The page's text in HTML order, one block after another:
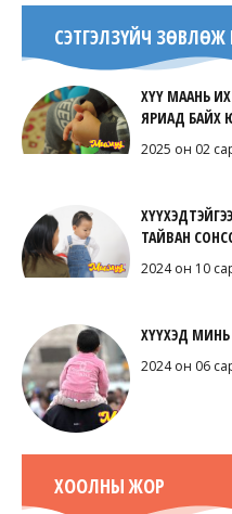
СЭТГЭЛЗҮЙЧ
ХҮҮ МААНЬ
ЯРИАД БАЙХ
2025 он 02
ТАЙВАН
2024 он 10
ХҮҮХЭД
2024 он 06
ХООЛНЫ ЖОР